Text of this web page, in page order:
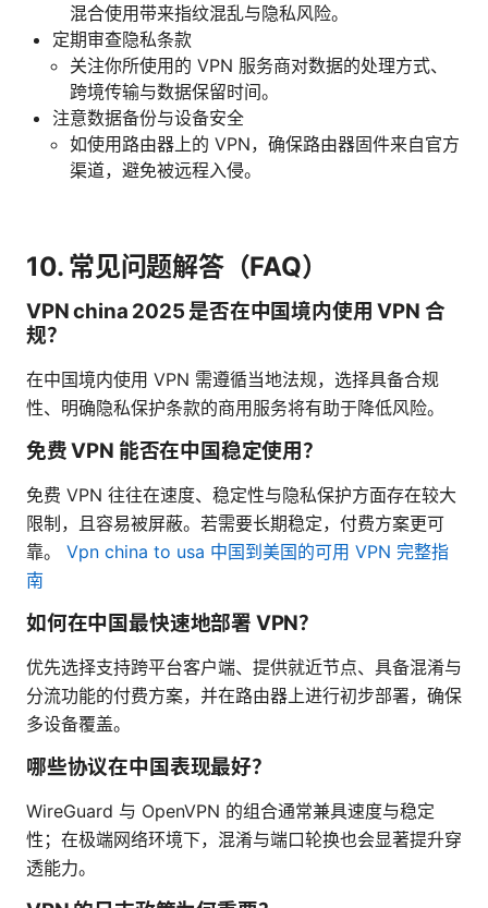
混合使用带来指纹混乱与隐私风险。
定期审查隐私条款
关注你所使用的 VPN 服务商对数据的处理方式、
跨境传输与数据保留时间。
注意数据备份与设备安全
如使用路由器上的 VPN，确保路由器固件来自官方
渠道，避免被远程入侵。
10. 常见问题解答（FAQ）
VPN china 2025 是否在中国境内使用 VPN 合
规？
在中国境内使用 VPN 需遵循当地法规，选择具备合规
性、明确隐私保护条款的商用服务将有助于降低风险。
免费 VPN 能否在中国稳定使用？
免费 VPN 往往在速度、稳定性与隐私保护方面存在较大
限制，且容易被屏蔽。若需要长期稳定，付费方案更可
靠。 Vpn china to usa 中国到美国的可用 VPN 完整指
南
如何在中国最快速地部署 VPN？
优先选择支持跨平台客户端、提供就近节点、具备混淆与
分流功能的付费方案，并在路由器上进行初步部署，确保
多设备覆盖。
哪些协议在中国表现最好？
WireGuard 与 OpenVPN 的组合通常兼具速度与稳定
性；在极端网络环境下，混淆与端口轮换也会显著提升穿
透能力。